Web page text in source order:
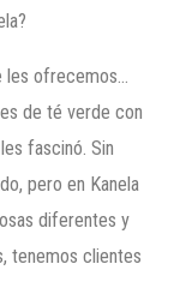
les ofrecemos…
de té verde con
fascinó. Sin
pero en Kanela
diferentes y
tenemos clientes